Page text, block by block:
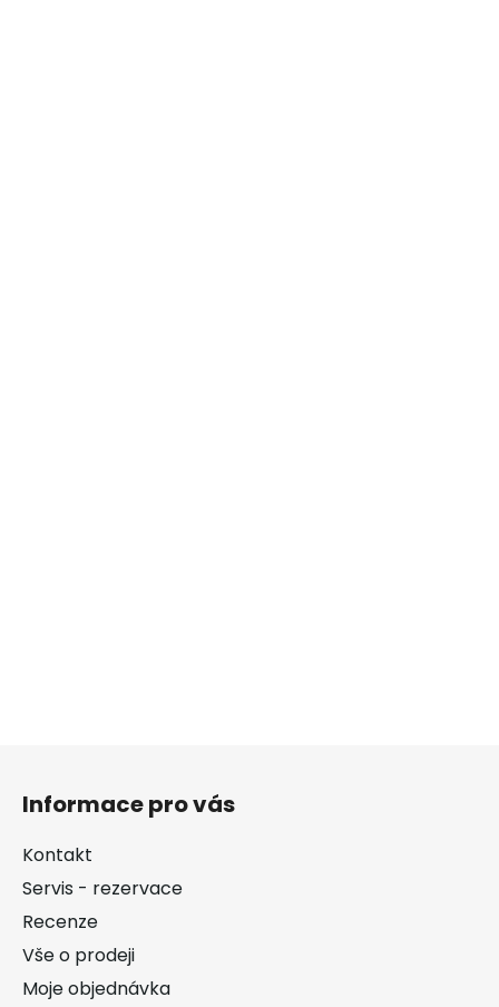
Informace pro vás
Kontakt
Servis - rezervace
Recenze
Vše o prodeji
Moje objednávka